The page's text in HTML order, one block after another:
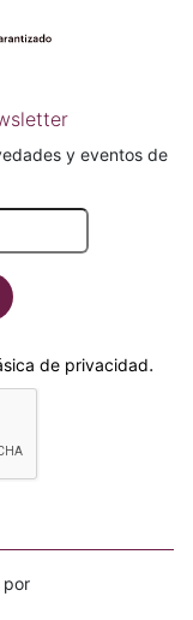
y eventos de
de privacidad.
por